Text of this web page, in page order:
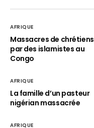
AFRIQUE
Massacres de chrétiens
par des islamistes au
Congo
AFRIQUE
La famille d’un pasteur
nigérian massacrée
AFRIQUE